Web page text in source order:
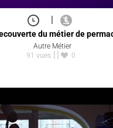
du métier de
Autre Métier
91 vues
0